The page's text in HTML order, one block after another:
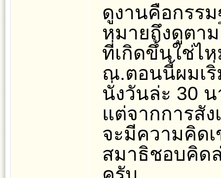
ดูงานคือกรร
หมายถึงดูตา
ที่เกิดขึ้นใช่ไ
ณ.ตอนนี้ผมเริ่
นั่งวันล่ะ 30
แต่จากการสั
จะมีความคิด
สมาธิชอบคิด